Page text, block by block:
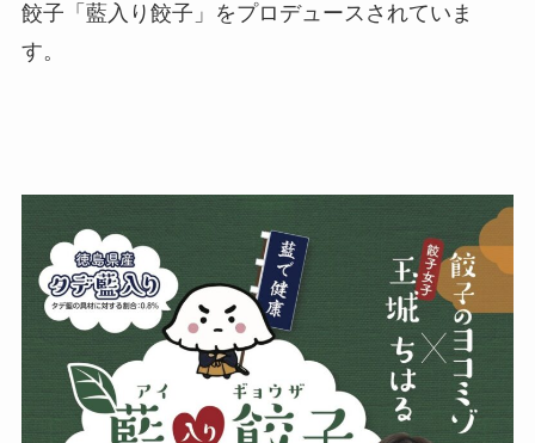
餃子「藍入り餃子」をプロデュースされていま
す。